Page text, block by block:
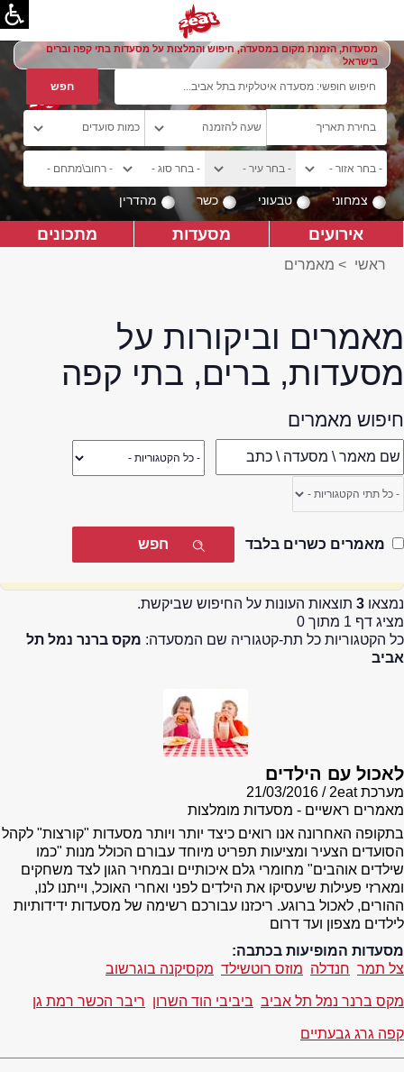
מסעדות, הזמנת מקום במסעדה, חיפוש והמלצות על מסעדות בתי קפה וברים
בישראל
צמחוני טבעוני כשר מהדרין
אירועים מסעדות מתכונים
ראשי > מאמרים
מאמרים וביקורות על
מסעדות, ברים, בתי קפה
חיפוש מאמרים
מאמרים כשרים בלבד
נמצאו 3 תוצאות העונות על החיפוש שביקשת.
מציג דף 1 מתוך 0
כל הקטגוריות כל תת-קטגוריה שם המסעדה: מקס ברנר נמל תל
אביב
לאכול עם הילדים
מערכת 2eat
21/03/2016
מאמרים ראשיים - מסעדות מומלצות
בתקופה האחרונה אנו רואים כיצד יותר ויותר מסעדות "קורצות" לקהל
הסועדים הצעיר ומציעות תפריט מיוחד עבורם הכולל מנות "כמו
שילדים אוהבים" מחומרי גלם איכותיים ובמחיר הגון לצד משחקים
ומארזי פעילות שיעסיקו את הילדים לפני ואחרי האוכל, וייתנו לנו,
ההורים, לאכול ברוגע. ריכזנו עבורכם רשימה של מסעדות ידידותיות
לילדים מצפון ועד דרום
מסעדות המופיעות בכתבה:
צל תמר חנדלה מוזס רוטשילד מקסיקנה בוגרשוב
מקס ברנר נמל תל אביב ביביבי הוד השרון ריבר הכשר רמת גן
קפה גרג גבעתיים